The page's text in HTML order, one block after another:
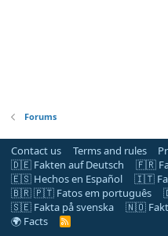
Forums
Contact us Terms and rules
🇩🇪 Fakten auf Deutsch
🇫🇷
🇪🇸 Hechos en Español
🇮🇹
🇧🇷 🇵🇹 Fatos em português
🇸🇪 Fakta på svenska
🇳🇴
🌍 Facts
R